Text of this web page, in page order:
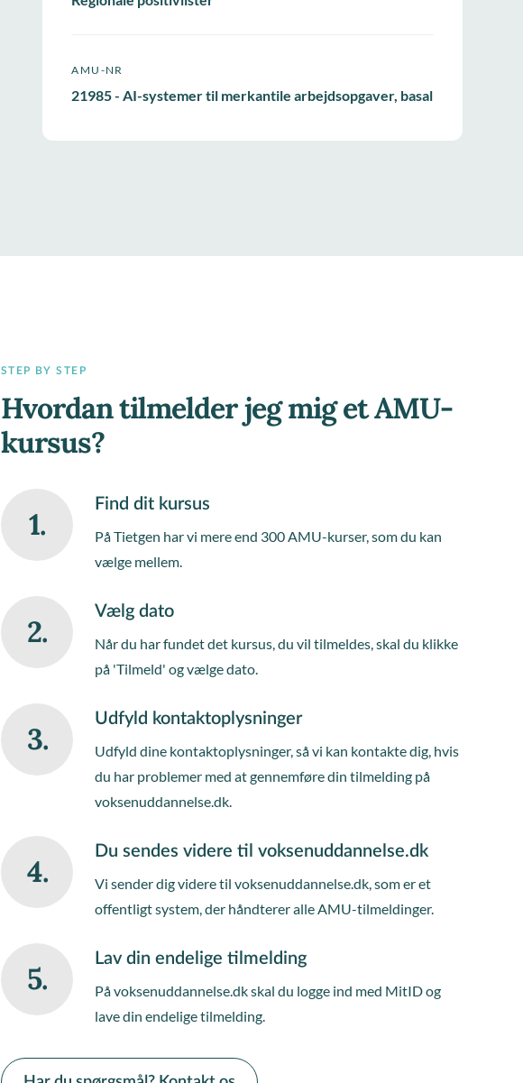
AMU-NR
21985 - AI-systemer til merkantile arbejdsopgaver, basal
STEP BY STEP
Hvordan tilmelder jeg mig et AMU-
kursus?
1.
Find dit kursus
På Tietgen har vi mere end 300 AMU-kurser, som du kan
vælge mellem.
2.
Vælg dato
Når du har fundet det kursus, du vil tilmeldes, skal du klikke
på 'Tilmeld' og vælge dato.
3.
Udfyld kontaktoplysninger
Udfyld dine kontaktoplysninger, så vi kan kontakte dig, hvis
du har problemer med at gennemføre din tilmelding på
voksenuddannelse.dk.
4.
Du sendes videre til voksenuddannelse.dk
Vi sender dig videre til voksenuddannelse.dk, som er et
offentligt system, der håndterer alle AMU-tilmeldinger.
5.
Lav din endelige tilmelding
På voksenuddannelse.dk skal du logge ind med MitID og
lave din endelige tilmelding.